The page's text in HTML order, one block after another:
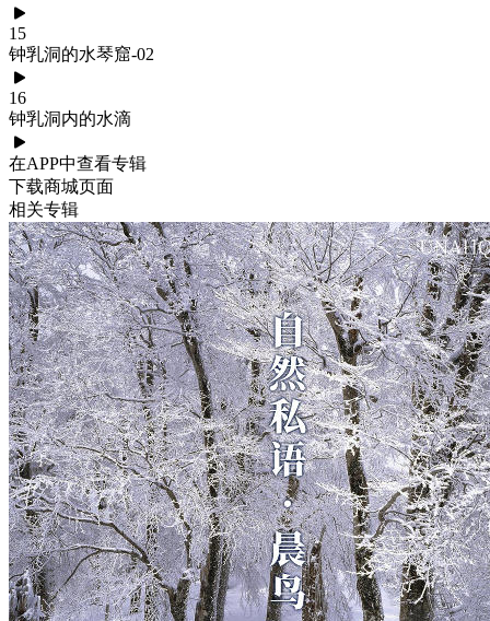
15
钟乳洞的水琴窟-02
16
钟乳洞内的水滴
在APP中查看专辑
下载商城页面
相关专辑